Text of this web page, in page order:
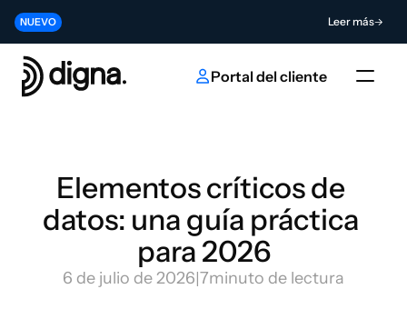
NUEVO Leer más
Lanzamiento 2026.06 - Llevando la Data Observability a su código
NUEVOContribuya al futuro de la innovación en IA y datos
Portal del cliente
Elementos críticos de
datos: una guía práctica
para 2026
6 de julio de 2026|7minuto de lectura